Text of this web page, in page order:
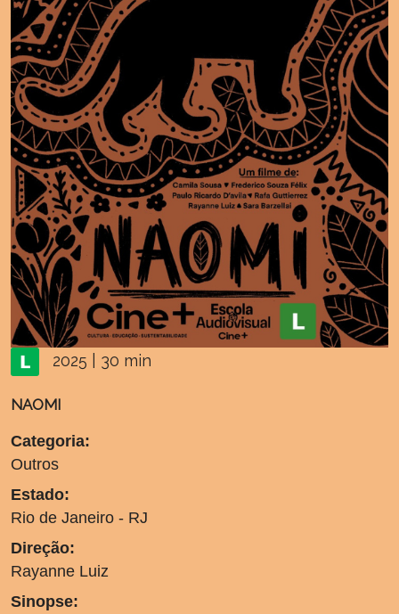
2025 | 30 min
NAOMI
Categoria:
Outros
Estado:
Rio de Janeiro - RJ
Direção:
Rayanne Luiz
Sinopse: